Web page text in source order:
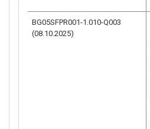
BG05SFPR001-1.010-Q003
(08.10.2025)